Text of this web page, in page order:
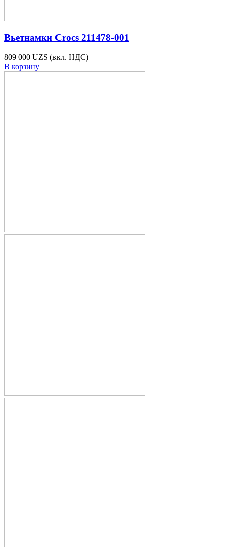
Вьетнамки Crocs 211478-001
809 000 UZS (вкл. НДС)
В корзину